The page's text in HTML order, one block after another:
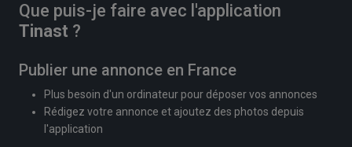
Que puis-je faire avec l'application
Tinast ?
Publier une annonce en France
Plus besoin d'un ordinateur pour déposer vos annonces
Rédigez votre annonce et ajoutez des photos depuis
l'application